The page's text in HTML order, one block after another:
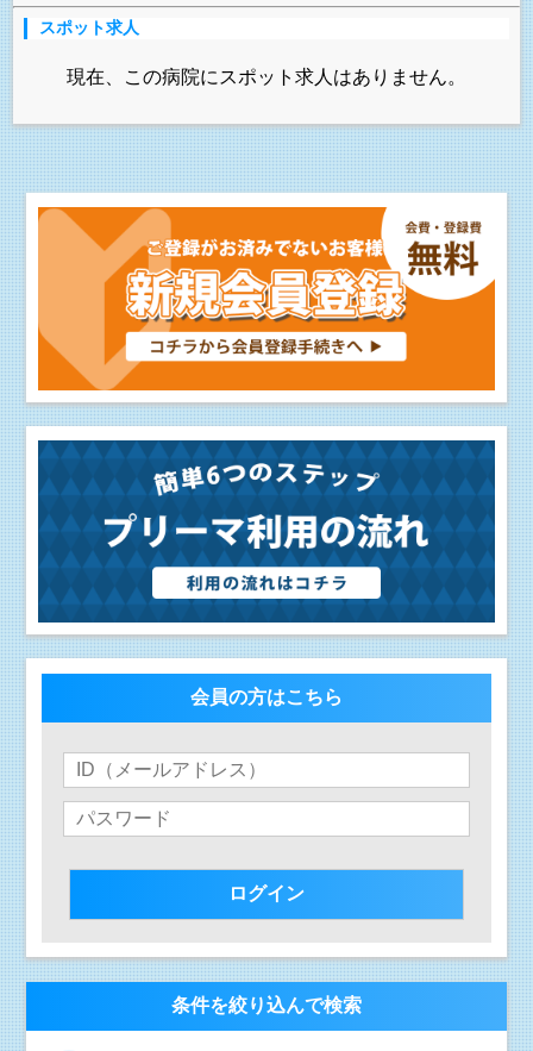
スポット求人
現在、この病院にスポット求人はありません。
会員の方はこちら
条件を絞り込んで検索